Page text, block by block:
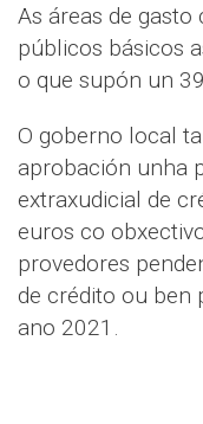
As áreas de
públicos básicos
o que supón un
O goberno local
aprobación unha
extraxudicial de
euros co
provedores
de crédito ou ben
ano 2021.